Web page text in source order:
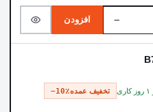
− افزودن
تخفیف عمده−10٪